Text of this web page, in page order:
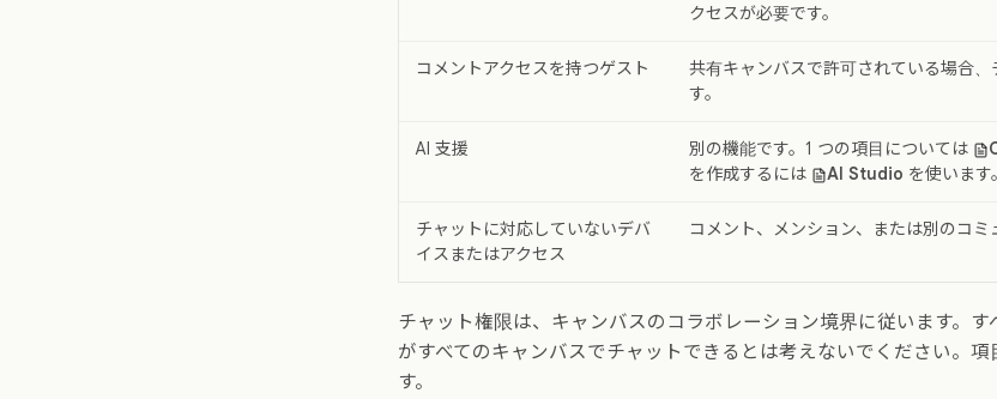
クセスが必要です。
コメントアクセスを持つゲスト
共有キャンバスで許可されている場合
す。
AI 支援 別の機能です。1 つの項目については
を作成するには
AI Studio を使います。
チャットに対応していないデバ
イスまたはアクセス
コメント、メンション、または別のコミ
チャット権限は、キャンバスのコラボレーション境界に従います。す
がすべてのキャンバスでチャットできるとは考えないでください。
す。